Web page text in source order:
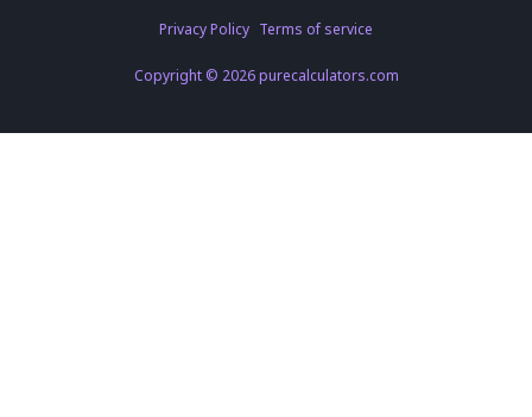
Privacy Policy Terms of service
Copyright © 2026 purecalculators.com